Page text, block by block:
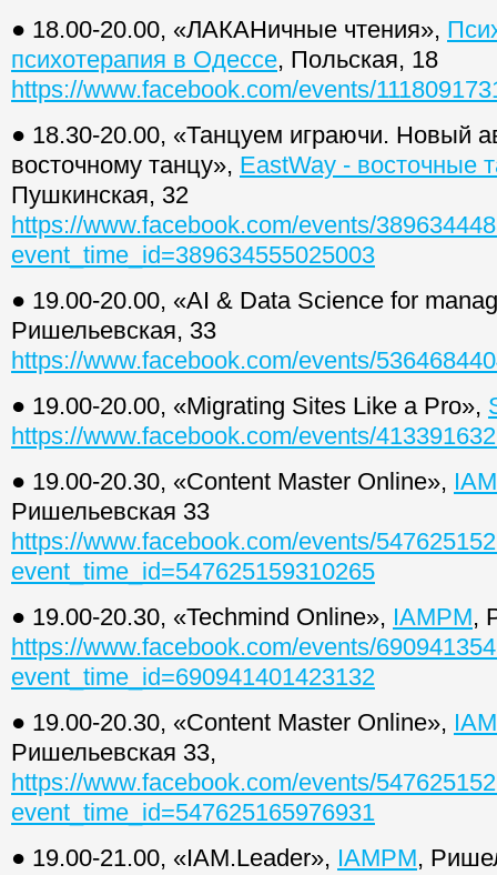
● 18.00-20.00, «ЛАКАНичные чтения»,
психотерапия в Одессе, Польская, 18
https://www.facebook.com/events/
● 18.30-20.00, «Танцуем играючи. Новый
восточному танцу», EastWay - восточные
Пушкинская, 32
https://www.facebook.com/events/
event_time_id=389634555025003
● 19.00-20.00, «AI & Data Science for
Ришельевская, 33
https://www.facebook.com/events/
● 19.00-20.00, «Migrating Sites Like a Pro»,
https://www.facebook.com/events/
● 19.00-20.30, «Content Master Online»,
Ришельевская 33
https://www.facebook.com/events/
event_time_id=547625159310265
● 19.00-20.30, «Techmind Online», IAMPM,
https://www.facebook.com/events/
event_time_id=690941401423132
● 19.00-20.30, «Content Master Online»,
Ришельевская 33,
https://www.facebook.com/events/
event_time_id=547625165976931
● 19.00-21.00, «IAM.Leader», IAMPM,